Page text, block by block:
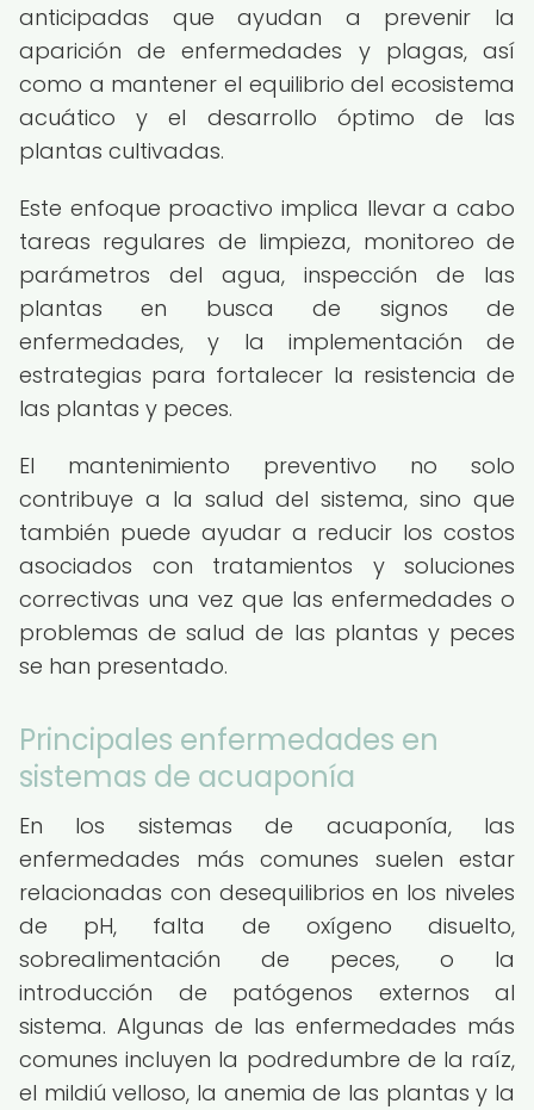
anticipadas que ayudan a prevenir la
aparición de enfermedades y plagas, así
como a mantener el equilibrio del ecosistema
acuático y el desarrollo óptimo de las
plantas cultivadas.
Este enfoque proactivo implica llevar a cabo
tareas regulares de limpieza, monitoreo de
parámetros del agua, inspección de las
plantas en busca de signos de
enfermedades, y la implementación de
estrategias para fortalecer la resistencia de
las plantas y peces.
El mantenimiento preventivo no solo
contribuye a la salud del sistema, sino que
también puede ayudar a reducir los costos
asociados con tratamientos y soluciones
correctivas una vez que las enfermedades o
problemas de salud de las plantas y peces
se han presentado.
Principales enfermedades en
sistemas de acuaponía
En los sistemas de acuaponía, las
enfermedades más comunes suelen estar
relacionadas con desequilibrios en los niveles
de pH, falta de oxígeno disuelto,
sobrealimentación de peces, o la
introducción de patógenos externos al
sistema. Algunas de las enfermedades más
comunes incluyen la podredumbre de la raíz,
el mildiú velloso, la anemia de las plantas y la